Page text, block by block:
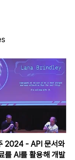
2024 - API 문서와
를 AI를 활용해 개발